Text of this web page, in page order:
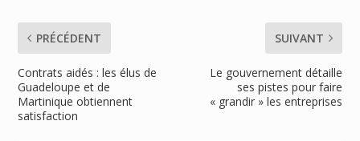
PRÉCÉDENT
Contrats aidés : les élus de
Guadeloupe et de
Martinique obtiennent
satisfaction
SUIVANT
Le gouvernement détaille
ses pistes pour faire
« grandir » les entreprises